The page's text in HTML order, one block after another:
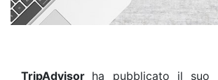
TripAdvisor ha pubblicato il suo